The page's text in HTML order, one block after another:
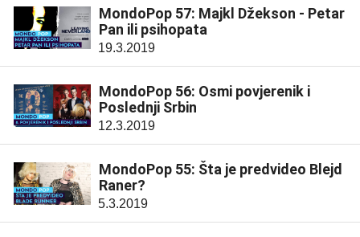
MondoPop 57: Majkl Džekson - Petar
Pan ili psihopata
19.3.2019
MondoPop 56: Osmi povjerenik i
Poslednji Srbin
12.3.2019
MondoPop 55: Šta je predvideo Blejd
Raner?
5.3.2019